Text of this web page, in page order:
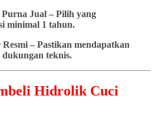
Jual – Pilih yang
minimal 1 tahun.
– Pastikan mendapatkan
teknis.
Hidrolik Cuci